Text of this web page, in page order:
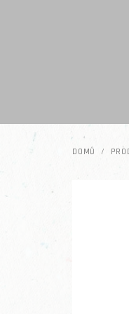
DOMŮ /